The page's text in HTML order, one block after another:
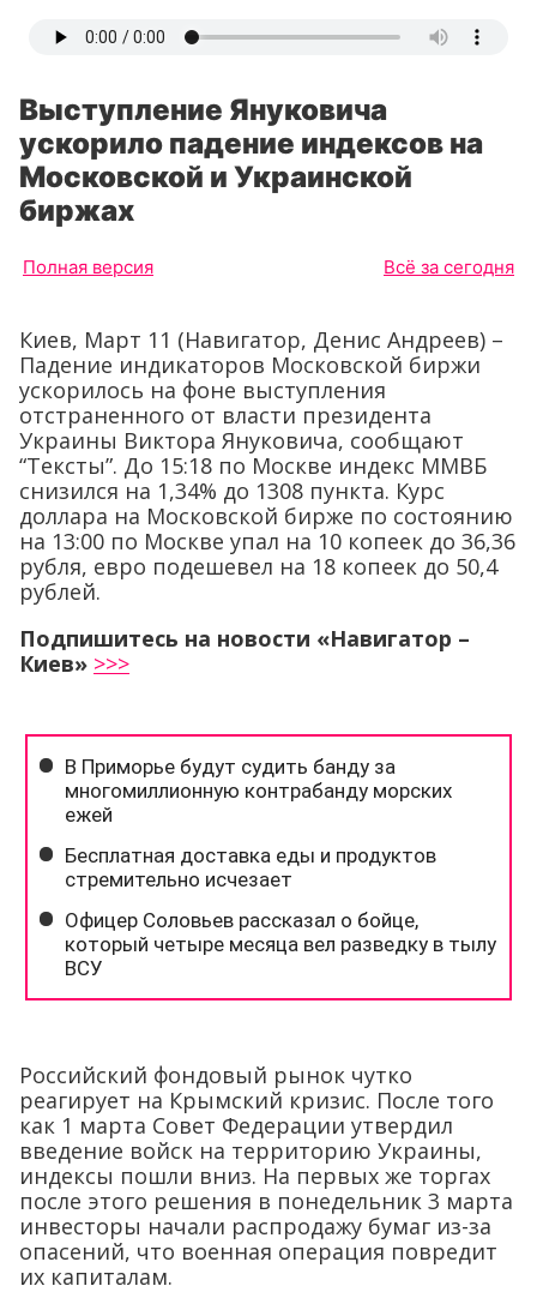
Выступление Януковича
ускорило падение индексов на
Московской и Украинской
биржах
Полная версия Всё за сегодня
Киев, Март 11 (Навигатор, Денис Андреев) –
Падение индикаторов Московской биржи
ускорилось на фоне выступления
отстраненного от власти президента
Украины Виктора Януковича, сообщают
“Тексты”. До 15:18 по Москве индекс ММВБ
снизился на 1,34% до 1308 пункта. Курс
доллара на Московской бирже по состоянию
на 13:00 по Москве упал на 10 копеек до 36,36
рубля, евро подешевел на 18 копеек до 50,4
рублей.
Подпишитесь на новости «Навигатор –
Киев» >>>
Российский фондовый рынок чутко
реагирует на Крымский кризис. После того
как 1 марта Совет Федерации утвердил
введение войск на территорию Украины,
индексы пошли вниз. На первых же торгах
после этого решения в понедельник 3 марта
инвесторы начали распродажу бумаг из-за
опасений, что военная операция повредит
их капиталам.